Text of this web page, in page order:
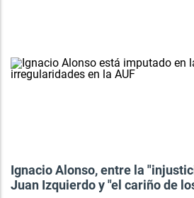
Ignacio Alonso, entre la
Juan Izquierdo y "el cariño de